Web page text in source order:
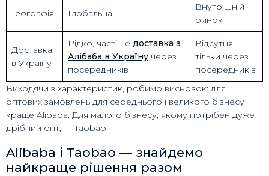
Географія Глобальна
Внутрішній
ринок
Доставка
в Україну
Рідко, частіше доставка з
Алібаба в Україну через
посередників
Відсутня,
тільки через
посередників
Виходячи з характеристик, робимо висновок: для
оптових замовлень для середнього і великого бізнесу
краще Alibaba. Для малого бізнесу, якому потрібен дуже
дрібний опт, — Taobao.
Alibaba і Taobao — знайдемо
найкраще рішення разом